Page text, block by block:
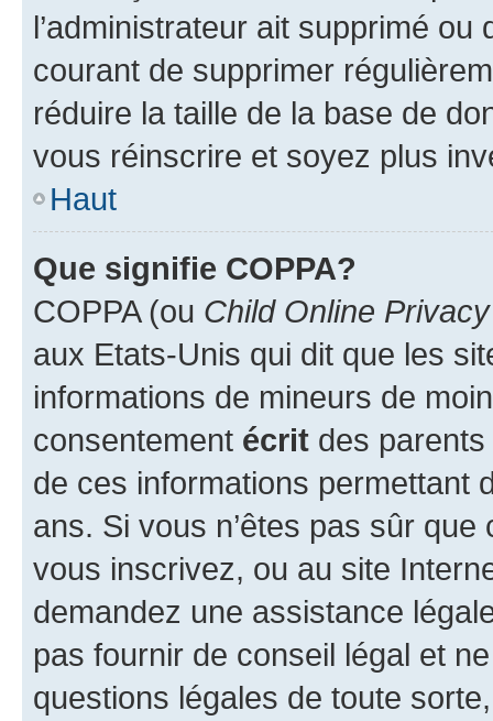
l’administrateur ait supprimé
courant de supprimer
réduire la taille de la base de
vous réinscrire et soyez plus
Haut
Que signifie COPPA?
COPPA (ou Child Online
aux Etats-Unis qui dit que les
informations de mineurs de
consentement écrit des parents
de ces informations permettant
ans. Si vous n’êtes pas sûr
vous inscrivez, ou au site
demandez une assistance
pas fournir de conseil légal et
questions légales de toute